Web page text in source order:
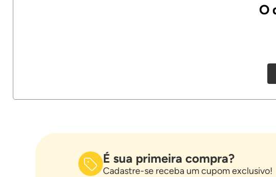
É sua primeira compra?
Cadastre-se receba um cupom exclusivo!